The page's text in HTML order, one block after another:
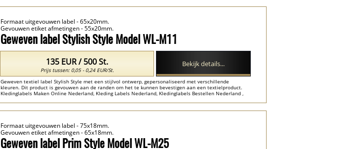
Geweven label Stylish Style Model WL-M11
Formaat uitgevouwen label - 65x20mm.
Gevouwen etiket afmetingen - 55x20mm.
Geweven textiel label Stylish Style met een stijlvol ontwerp, gepersonaliseerd met verschillende
kleuren. Dit product is gevouwen aan de randen om het te kunnen bevestigen aan een textielproduct.
Kledinglabels Maken Online Nederland, Kleding Labels Nederland, Kledinglabels Bestellen Nederland ,
135 EUR / 500 St.
Prijs tussen: 0,05 - 0,24 EUR/St.
Bekijk details...
Geweven label Prim Style Model WL-M25
Formaat uitgevouwen label - 75x18mm.
Gevouwen etiket afmetingen - 65x18mm.